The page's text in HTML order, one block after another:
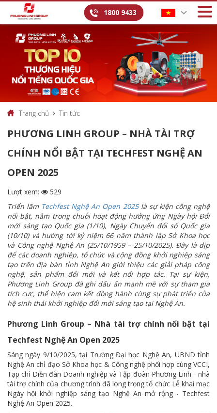
1800 9433
Trang chủ Tin tức
PHƯƠNG LINH GROUP – NHÀ TÀI TRỢ
CHÍNH NỔI BẬT TẠI TECHFEST NGHỆ AN
OPEN 2025
Lượt xem:
529
Triển lãm Techfest Nghệ An Open 2025là sự kiện công nghệ
nổi bật, nằm trong chuỗi hoạt động hưởng ứng Ngày hội Đổi
mới sáng tạo Quốc gia (1/10), Ngày Chuyển đổi số Quốc gia
(10/10) và hướng tới kỷ niệm 66 năm thành lập Sở Khoa học
và Công nghệ Nghệ An (25/10/1959 – 25/10/2025). Đây là dịp
để các doanh nghiệp, tổ chức và cộng đồng khởi nghiệp sáng
tạo trên địa bàn tỉnh Nghệ An giới thiệu các giải pháp công
nghệ, sản phẩm đổi mới và kết nối hợp tác. Tại sự kiện,
Phương Linh Group đã ghi dấu ấn mạnh mẽ với sự tham gia
tích cực, thể hiện cam kết đồng hành cùng sự phát triển của
hệ sinh thái khởi nghiệp đổi mới sáng tạo tại Nghệ An.
Phương Linh Group – Nhà tài trợ chính nổi bật tại
Techfest Nghệ An Open 2025
Sáng ngày 9/10/2025, tại Trường Đại học Nghệ An, UBND tỉnh
Nghệ An chỉ đạo Sở Khoa học & Công nghệ phối hợp cùng VCCI,
Tạp chí Diễn đàn Doanh nghiệp và Tập đoàn Phương Linh - nhà
tài trợ chính của chương trình đã long trọng tổ chức Lễ khai mạc
Ngày hội khởi nghiệp sáng tạo Nghệ An mở rộng - Techfest
Nghệ An Open 2025.